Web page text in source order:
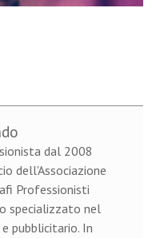
dal 2008
dell'Associazione
Professionisti
specializzato nel
pubblicitario. In